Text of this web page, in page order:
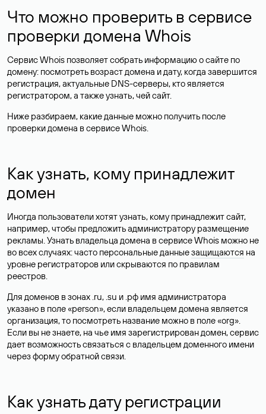
Что можно проверить в сервисе
проверки домена Whois
Сервис Whois позволяет собрать информацию о сайте по
домену: посмотреть возраст домена и дату, когда завершится
регистрация, актуальные DNS-серверы, кто является
регистратором, а также узнать, чей сайт.
Ниже разбираем, какие данные можно получить после
проверки домена в сервисе Whois.
Как узнать, кому принадлежит
домен
Иногда пользователи хотят узнать, кому принадлежит сайт,
например, чтобы предложить администратору размещение
рекламы. Узнать владельца домена в сервисе Whois можно не
во всех случаях: часто персональные данныезащищаются на
уровне регистраторов или скрываются по правилам
реестров.
Для доменов в зонах .ru, .su и .рф имя администратора
указано в поле «person», если владельцем домена является
организация, то посмотреть название можно в поле «org».
Если вы не знаете, на чье имя зарегистрирован домен, сервис
дает возможность связаться с владельцем доменного имени
через форму обратной связи.
Как узнать дату регистрации